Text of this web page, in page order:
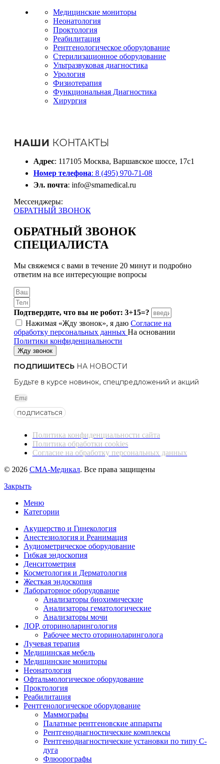
Медицинские мониторы
Неонатология
Проктология
Реабилитация
Рентгенологическое оборудование
Стерилизационное оборудование
Ультразвуковая диагностика
Урология
Физиотерапия
Функциональная Диагностика
Хирургия
НАШИ КОНТАКТЫ
Адрес: 117105 Москва, Варшавское шоссе, 17с1
Номер телефона: 8 (495) 970-71-08
Эл. почта: info@smamedical.ru
Мессенджеры:
ОБРАТНЫЙ ЗВОНОК
ОБРАТНЫЙ ЗВОНОК
СПЕЦИАЛИСТА
Мы свяжемся с вами в течение 20 минут и подробно
ответим на все интересующие вопросы
Подтвердите, что вы не робот: 3+15=?
Нажимая «Жду звонок», я даю Согласие на
обработку персональных данных На основании
Политики конфиденциальности
Жду звонок
ПОДПИШИТЕСЬ НА НОВОСТИ
Будьте в курсе новинок, спецпредложений и акций
подписаться
Политика конфиденциальности сайта
Политика обработки cookies
Согласие на обработку персональных данных
© 2026 СМА-Медикал. Все права защищены
Закрыть
Меню
Категории
Акушерство и Гинекология
Анестезиология и Реанимация
Аудиометрическое оборудование
Гибкая эндоскопия
Денситометрия
Косметология и Дерматология
Жесткая эндоскопия
Лабораторное оборудование
Анализаторы биохимические
Анализаторы гематологические
Анализаторы мочи
ЛОР, оториноларингология
Рабочее место оториноларинголога
Лучевая терапия
Медицинская мебель
Медицинские мониторы
Неонатология
Офтальмологическое оборудование
Проктология
Реабилитация
Рентгенологическое оборудование
Маммографы
Палатные рентгеновские аппараты
Рентгенодиагностические комплексы
Рентгенодиагностические установки по типу С-
дуга
Флюорографы